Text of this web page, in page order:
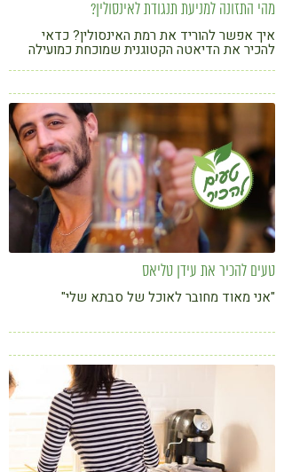
מהי התזונה למניעת תנגודת לאינסולין?
איך אפשר להוריד את רמת האינסולין? כדאי
להכיר את הדיאטה הקטוגנית שמוכחת כמועילה
טעים להכיר את עידן טליאס
"אני מאוד מחובר לאוכל של סבתא שלי"